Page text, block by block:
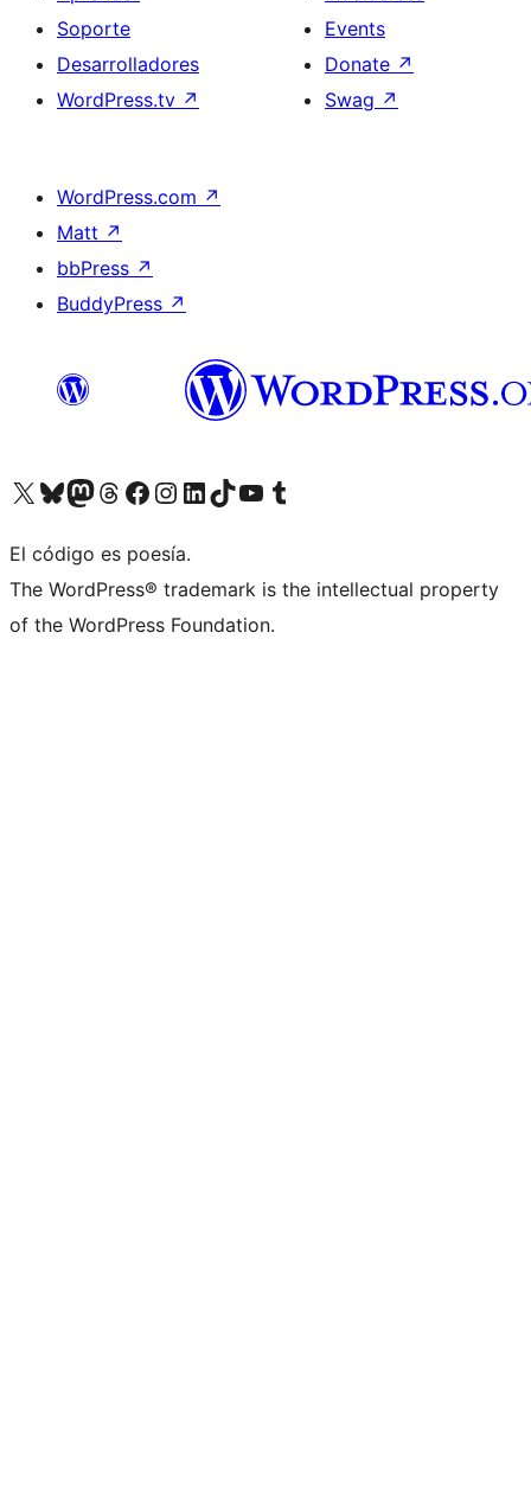
Soporte
Desarrolladores
WordPress.tv ↗
Events
Donate ↗
Swag ↗
WordPress.com ↗
Matt ↗
bbPress ↗
BuddyPress ↗
Visit our X (formerly Twitter) account
Visit our Bluesky account
Visit our Mastodon account
Visit our Threads account
Visita nuestra página de Facebook
Visita nuestra cuenta de Instagram
Visita nuestra cuenta de LinkedIn
Visit our TikTok account
Visita nuestro canal de YouTube
Visit our Tumblr account
El código es poesía.
The WordPress® trademark is the intellectual property
of the WordPress Foundation.